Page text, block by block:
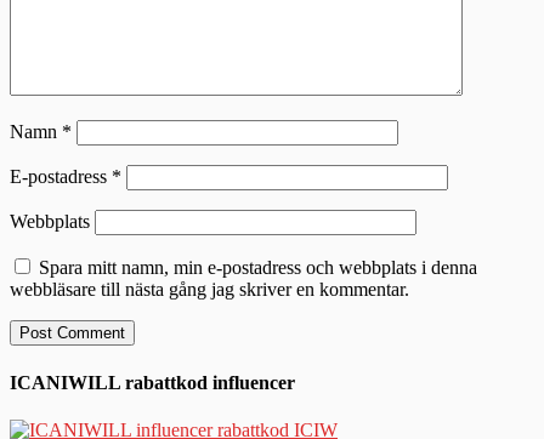
Namn *
E-postadress *
Webbplats
Spara mitt namn, min e-postadress och webbplats i denna
webbläsare till nästa gång jag skriver en kommentar.
ICANIWILL rabattkod influencer